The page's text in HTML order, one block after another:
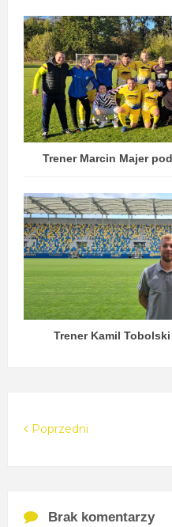
Trener Marcin Majer
Trener Kamil
Poprzedni
Brak komentarzy